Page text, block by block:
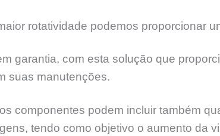
rotatividade podemos proporcionar
garantia, com esta solução que
suas manutenções.
componentes podem incluir também
tendo como objetivo o aumento da